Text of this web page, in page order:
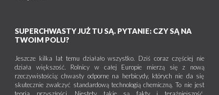
SUPERCHWASTY JUŻ TU SĄ. PYTANIE: CZY SĄ NA
TWOIM POLU?
Jeszcze kilka lat temu działało wszystko. Dziś coraz częściej nie
działa większość. Rolnicy w całej Europie mierzą się z nową
rzeczywistością: chwasty odporne na herbicydy, których nie da się
skutecznie zwalczyć standardową technologią chemiczną. To nie jest